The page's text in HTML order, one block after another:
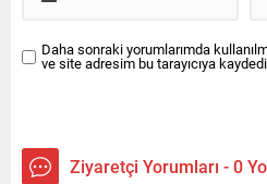
Daha sonraki yorumlarımda
ve site adresim bu tarayıcıya
Ziyaretçi Yorumları - 0